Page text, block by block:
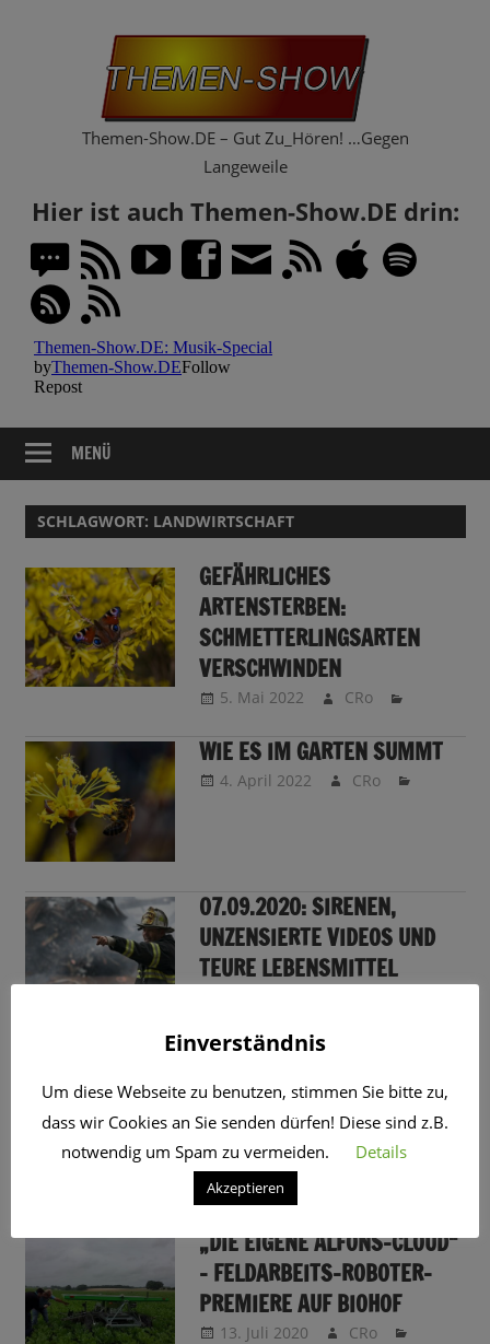
Themen-Show.DE – Gut Zu_Hören! …Gegen
Langeweile
Hier ist auch Themen-Show.DE drin:
MENÜ
SCHLAGWORT: LANDWIRTSCHAFT
GEFÄHRLICHES
ARTENSTERBEN:
SCHMETTERLINGSARTEN
VERSCHWINDEN
5. Mai 2022 CRo
WIE ES IM GARTEN SUMMT
4. April 2022 CRo
07.09.2020: SIRENEN,
UNZENSIERTE VIDEOS UND
TEURE LEBENSMITTEL
„MEHR WERTSCHÄTZUNG“ –
WÜNSCHE EINES BIO-BAUERN
FÜR DIE ZUKUNFT
20. Juli 2020
„DIE EIGENE ALFONS-CLOUD“
– FELDARBEITS-ROBOTER-
PREMIERE AUF BIOHOF
13. Juli 2020 CRo
Einverständnis
Um diese Webseite zu benutzen, stimmen Sie bitte zu,
dass wir Cookies an Sie senden dürfen! Diese sind z.B.
notwendig um Spam zu vermeiden.
Details
Akzeptieren